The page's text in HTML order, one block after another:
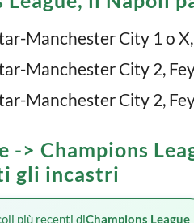
Manchester City 1 o
Manchester City 2,
Manchester City 2,
-> Champions
gli incastri
più recenti diChampions League